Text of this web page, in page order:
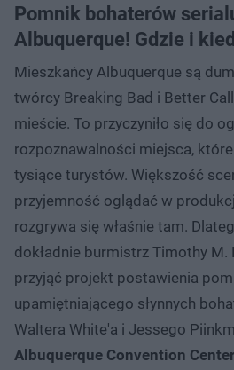
Pomnik bohaterów
Albuquerque! Gdzie i
Mieszkańcy Albuquerque są
twórcy Breaking Bad i Better
mieście. To przyczyniło się do
rozpoznawalności miejsca,
tysiące turystów. Większość
przyjemność oglądać w
rozgrywa się właśnie tam.
dokładnie burmistrz Timothy M.
przyjąć projekt postawienia
upamiętniającego słynnych
Waltera White'a i Jessego
Albuquerque Convention